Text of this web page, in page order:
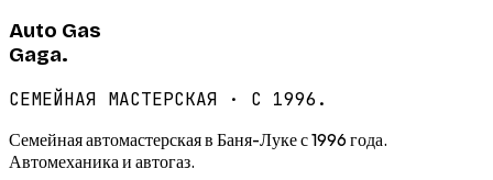
Auto Gas
Gaga.
СЕМЕЙНАЯ МАСТЕРСКАЯ · С 1996.
Семейная автомастерская в Баня-Луке с 1996 года.
Автомеханика и автогаз.